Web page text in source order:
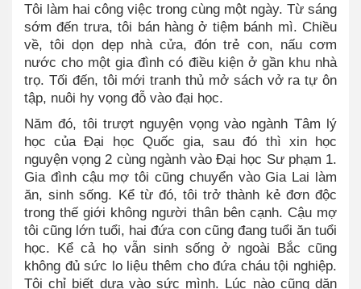
Tôi làm hai công việc trong cùng một ngày. Từ sáng
sớm đến trưa, tôi bán hàng ở tiệm bánh mì. Chiều
về, tôi dọn dẹp nhà cửa, đón trẻ con, nấu cơm
nước cho một gia đình có điều kiện ở gần khu nhà
trọ. Tối đến, tôi mới tranh thủ mở sách vở ra tự ôn
tập, nuôi hy vọng đỗ vào đại học.
Năm đó, tôi trượt nguyện vọng vào ngành Tâm lý
học của Đại học Quốc gia, sau đó thì xin học
nguyện vọng 2 cùng ngành vào Đại học Sư phạm 1.
Gia đình cậu mợ tôi cũng chuyển vào Gia Lai làm
ăn, sinh sống. Kể từ đó, tôi trở thành kẻ đơn độc
trong thế giới không người thân bên cạnh. Cậu mợ
tôi cũng lớn tuổi, hai đứa con cũng đang tuổi ăn tuổi
học. Kể cả họ vẫn sinh sống ở ngoài Bắc cũng
không đủ sức lo liệu thêm cho đứa cháu tội nghiệp.
Tôi chỉ biết dựa vào sức mình. Lúc nào cũng dặn